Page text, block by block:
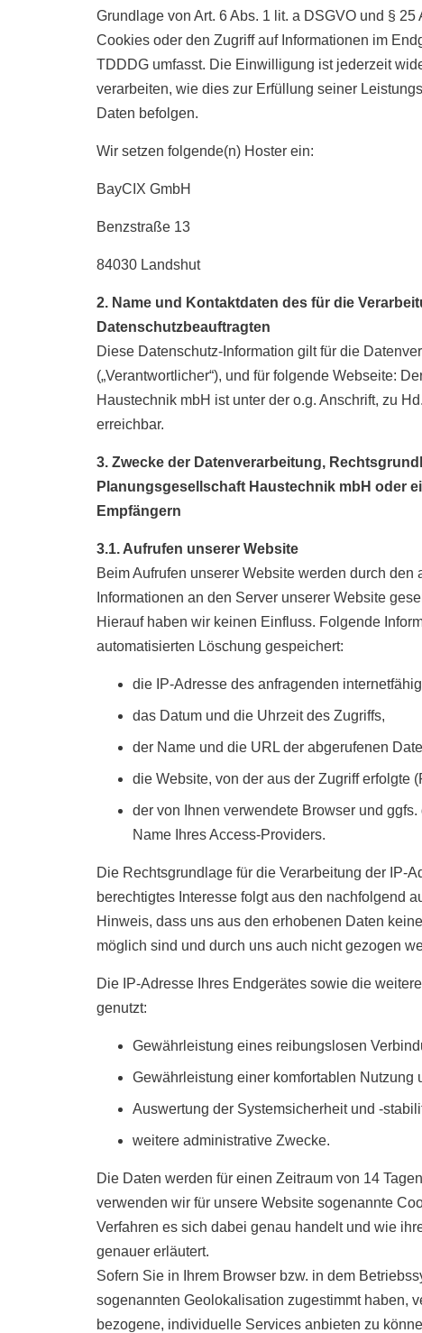
Grundlage von Art. 6 Abs. 1 lit. a DSGVO und §
Cookies oder den Zugriff auf Informationen im
TDDDG umfasst. Die Einwilligung ist jederzeit
verarbeiten, wie dies zur Erfüllung seiner
Daten befolgen.
Wir setzen folgende(n) Hoster ein:
BayCIX GmbH
Benzstraße 13
84030 Landshut
2. Name und Kontaktdaten des für die
Datenschutzbeauftragten
Diese Datenschutz-Information gilt für die
(„Verantwortlicher“), und für folgende Webseite:
Haustechnik mbH ist unter der o.g. Anschrift, zu
erreichbar.
3. Zwecke der Datenverarbeitung,
Planungsgesellschaft Haustechnik mbH oder
Empfängern
3.1. Aufrufen unserer Website
Beim Aufrufen unserer Website werden durch
Informationen an den Server unserer Website
Hierauf haben wir keinen Einfluss. Folgende
automatisierten Löschung gespeichert:
die IP-Adresse des anfragenden
das Datum und die Uhrzeit des Zugriffs,
der Name und die URL der abgerufenen
die Website, von der aus der Zugriff erfolgte
der von Ihnen verwendete Browser und
Name Ihres Access-Providers.
Die Rechtsgrundlage für die Verarbeitung der IP-
berechtigtes Interesse folgt aus den nachfolgend
Hinweis, dass uns aus den erhobenen Daten
möglich sind und durch uns auch nicht gezogen
Die IP-Adresse Ihres Endgerätes sowie die
genutzt:
Gewährleistung eines reibungslosen
Gewährleistung einer komfortablen Nutzung
Auswertung der Systemsicherheit und -
weitere administrative Zwecke.
Die Daten werden für einen Zeitraum von 14
verwenden wir für unsere Website sogenannte
Verfahren es sich dabei genau handelt und wie
genauer erläutert.
Sofern Sie in Ihrem Browser bzw. in dem
sogenannten Geolokalisation zugestimmt haben,
bezogene, individuelle Services anbieten zu